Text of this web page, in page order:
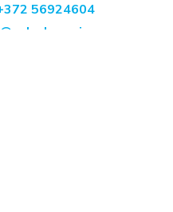
56924604